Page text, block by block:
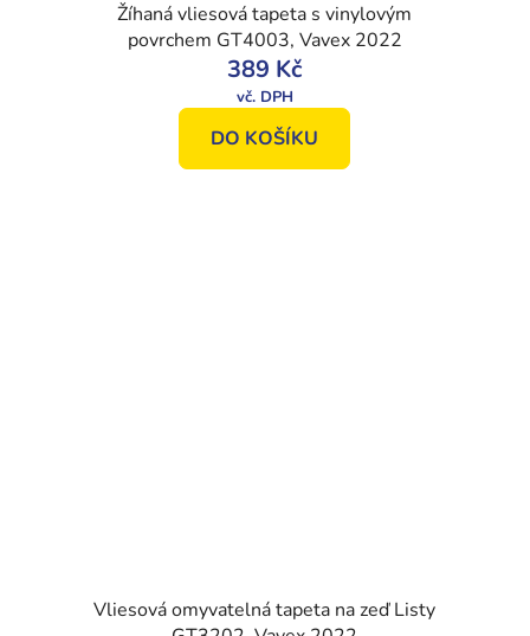
Žíhaná vliesová tapeta s vinylovým
povrchem GT4003, Vavex 2022
389 Kč
DO KOŠÍKU
Vliesová omyvatelná tapeta na zeď Listy